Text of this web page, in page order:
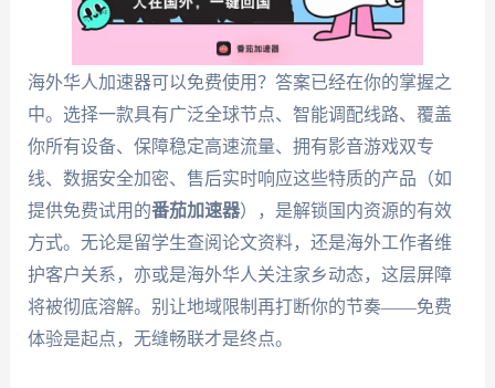
海外华人加速器可以免费使用？答案已经在你的掌握之
中。选择一款具有广泛全球节点、智能调配线路、覆盖
你所有设备、保障稳定高速流量、拥有影音游戏双专
线、数据安全加密、售后实时响应这些特质的产品（如
提供免费试用的番茄加速器），是解锁国内资源的有效
方式。无论是留学生查阅论文资料，还是海外工作者维
护客户关系，亦或是海外华人关注家乡动态，这层屏障
将被彻底溶解。别让地域限制再打断你的节奏——免费
体验是起点，无缝畅联才是终点。